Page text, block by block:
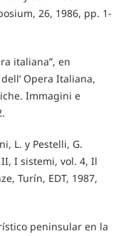
26, 1986, pp. 1-
italiana”, en
Opera Italiana,
Immagini e
L. y Pestelli, G.
I sistemi, vol. 4, Il
Turín, EDT, 1987,
peninsular en la